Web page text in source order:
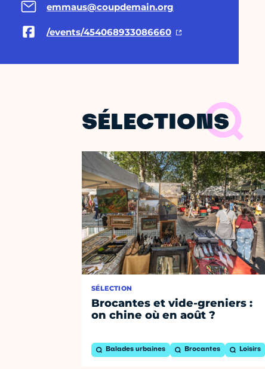
emmaus@coupdemain.org
/events/454068933086660
SÉLECTIONS
SÉLECTION
Brocantes et vide-greniers :
on chine où en août ?
Balades urbaines Brocantes Loisirs